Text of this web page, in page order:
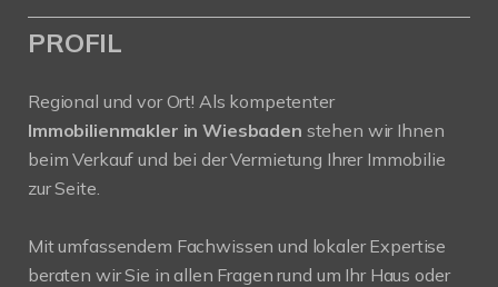
PROFIL
Regional und vor Ort! Als kompetenter
Immobilienmakler in Wiesbaden stehen wir Ihnen
beim Verkauf und bei der Vermietung Ihrer Immobilie
zur Seite.
Mit umfassendem Fachwissen und lokaler Expertise
beraten wir Sie in allen Fragen rund um Ihr Haus oder